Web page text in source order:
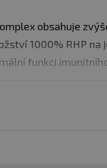
obsahuje
1000% RHP na
funkci
komplexní
užívejte 1